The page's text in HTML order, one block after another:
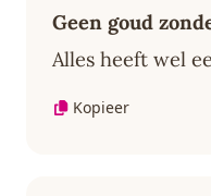
Geen goud
Alles heeft wel
Kopieer